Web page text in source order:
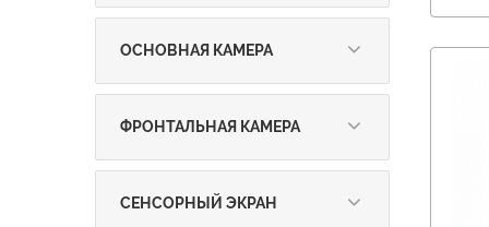
5 000 - 7 500 (9)
ОСНОВНАЯ КАМЕРА
более 100 Мпикс (9)
ФРОНТАЛЬНАЯ КАМЕРА
от 10 до 20 Мпикс (9)
СЕНСОРНЫЙ ЭКРАН